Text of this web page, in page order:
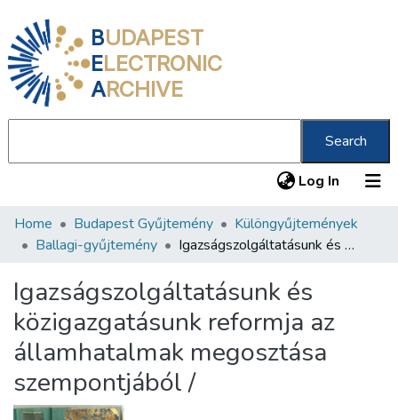
BUDAPEST
ELECTRONIC
ARCHIVE
Search
Log In (current)
Communities & Collections
Statistics
About us
Home Budapest Gyűjtemény
Különgyűjtemények
Ballagi-gyűjtemény
Igazságszolgáltatásunk és közigazgatásunk reformja az államhatalmak megosztása szempontjából /
Igazságszolgáltatásunk és
közigazgatásunk reformja az
államhatalmak megosztása
szempontjából /